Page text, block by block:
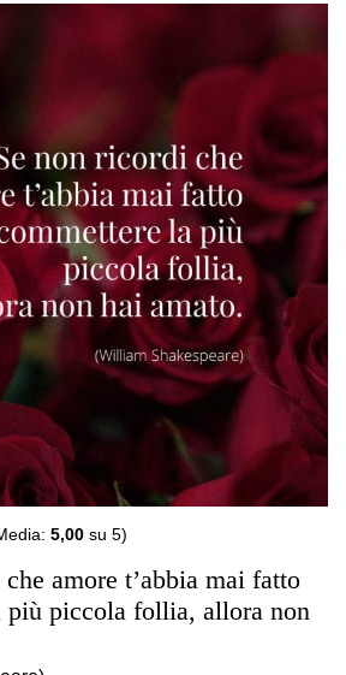
5,00 su 5)
amore t’abbia mai fatto
più piccola follia, allora non